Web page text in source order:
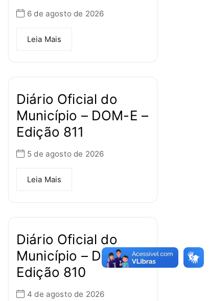
6 de agosto de 2026
Leia Mais
Diário Oficial do
Município – DOM-E –
Edição 811
5 de agosto de 2026
Leia Mais
Diário Oficial do
Município – DOM-E –
Edição 810
4 de agosto de 2026